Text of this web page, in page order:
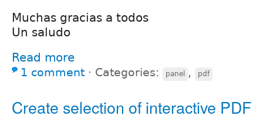
Muchas gracias a todos
Un saludo
Read more
1 comment ⋅ Categories: panel , pdf
Create selection of interactive PDF